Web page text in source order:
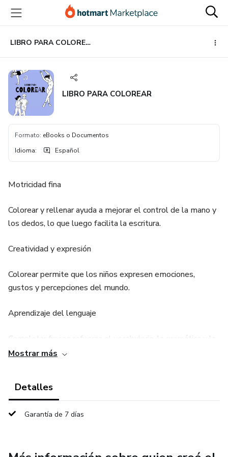
principal
página
de
página
LIBRO PARA COLOREAR
LIBRO PARA COLOREAR
Formato: eBooks o Documentos
Idioma: Español
Motricidad fina
Colorear y rellenar ayuda a mejorar el control de la mano y
los dedos, lo que luego facilita la escritura.
Creatividad y expresión
Colorear permite que los niños expresen emociones,
gustos y percepciones del mundo.
Aprendizaje del lenguaje
Completar frases refuerza el vocabulario, la gramática y la
comprensión lectora.
Al tener que completar frases, recuerdan conceptos y los
aplican en un contexto.
Mostrar más
Detalles
Garantía de 7 días